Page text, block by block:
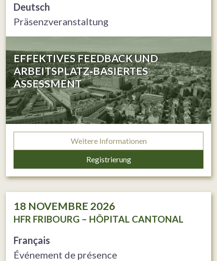
Deutsch
Präsenzveranstaltung
EFFEKTIVES FEEDBACK UND
ARBEITSPLATZ‐BASIERTES
ASSESSMENT
Weitere Informationen
Registrierung
18 NOVEMBRE 2026
HFR FRIBOURG – HÔPITAL CANTONAL
Français
Événement de présence